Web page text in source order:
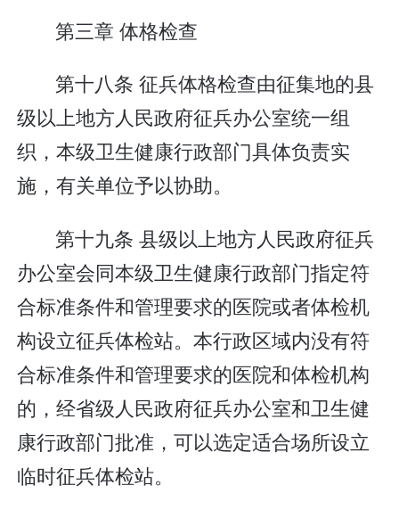
第三章 体格检查
第十八条 征兵体格检查由征集地的县
级以上地方人民政府征兵办公室统一组
织，本级卫生健康行政部门具体负责实
施，有关单位予以协助。
第十九条 县级以上地方人民政府征兵
办公室会同本级卫生健康行政部门指定符
合标准条件和管理要求的医院或者体检机
构设立征兵体检站。本行政区域内没有符
合标准条件和管理要求的医院和体检机构
的，经省级人民政府征兵办公室和卫生健
康行政部门批准，可以选定适合场所设立
临时征兵体检站。